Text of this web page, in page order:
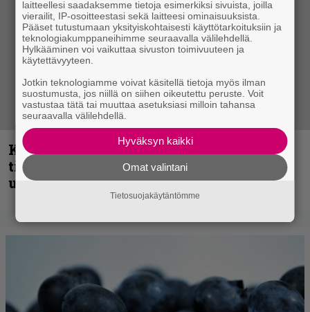
Kokoonpanonsa uudistanut Sleep
tiedottaa uudesta levystä, julkaisi myös
uuden maistiaisen
laitteellesi saadaksemme tietoja esimerkiksi sivuista, joilla
vierailit, IP-osoitteestasi sekä laitteesi ominaisuuksista.
Pääset tutustumaan yksityiskohtaisesti käyttötarkoituksiin ja
teknologiakumppaneihimme seuraavalla välilehdellä.
Hylkääminen voi vaikuttaa sivuston toimivuuteen ja
käytettävyyteen.
Jotkin teknologiamme voivat käsitellä tietoja myös ilman
suostumusta, jos niillä on siihen oikeutettu peruste. Voit
vastustaa tätä tai muuttaa asetuksiasi milloin tahansa
seuraavalla välilehdellä.
Hyväksyn kaikki
Omat valintani
Tietosuojakäytäntömme